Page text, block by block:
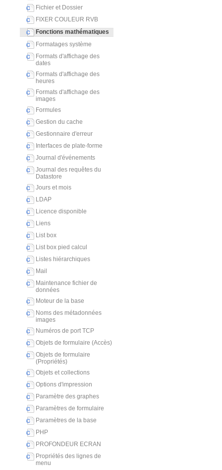
Fichier et Dossier
FIXER COULEUR RVB
Fonctions mathématiques
Formatages système
Formats d'affichage des
dates
Formats d'affichage des
heures
Formats d'affichage des
images
Formules
Gestion du cache
Gestionnaire d'erreur
Interfaces de plate-forme
Journal d'événements
Journal des requêtes du
Datastore
Jours et mois
LDAP
Licence disponible
Liens
List box
List box pied calcul
Listes hiérarchiques
Mail
Maintenance fichier de
données
Moteur de la base
Noms des métadonnées
images
Numéros de port TCP
Objets de formulaire (Accès)
Objets de formulaire
(Propriétés)
Objets et collections
Options d'impression
Paramètre des graphes
Paramètres de formulaire
Paramètres de la base
PHP
PROFONDEUR ECRAN
Propriétés des lignes de
menu